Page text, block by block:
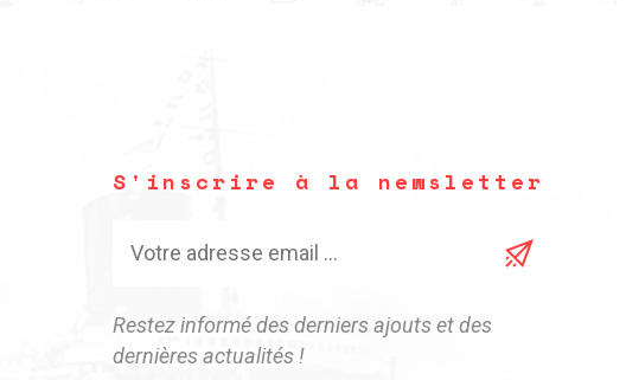
S'inscrire à la newsletter
Restez informé des derniers ajouts et des
dernières actualités !